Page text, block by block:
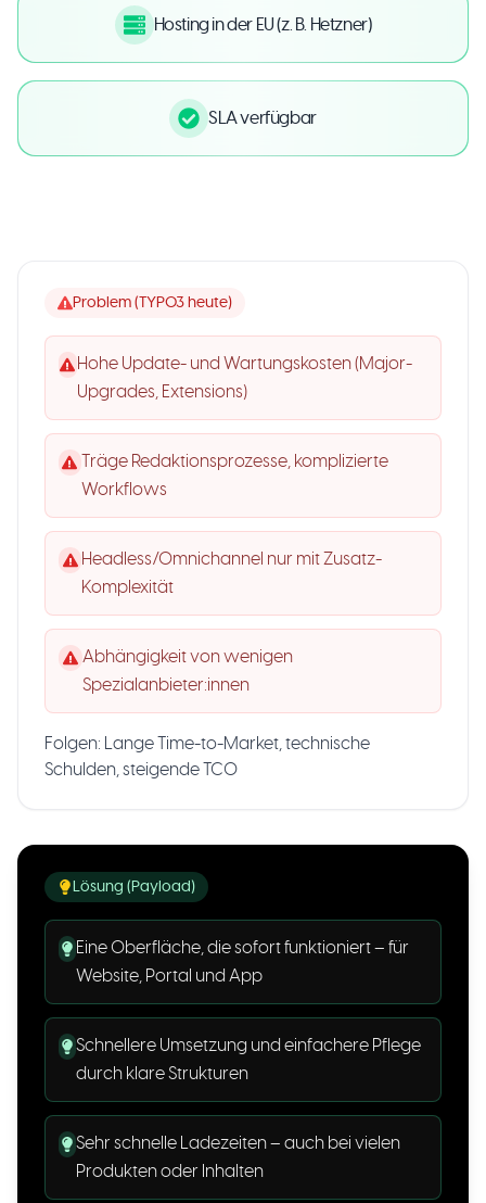
Hosting in der EU (z. B. Hetzner)
SLA verfügbar
Problem (TYPO3 heute)
Hohe Update- und Wartungskosten (Major-
Upgrades, Extensions)
Träge Redaktionsprozesse, komplizierte
Workflows
Headless/Omnichannel nur mit Zusatz-
Komplexität
Abhängigkeit von wenigen
Spezialanbieter:innen
Folgen: Lange Time-to-Market, technische
Schulden, steigende TCO
Lösung (Payload)
Eine Oberfläche, die sofort funktioniert – für
Website, Portal und App
Schnellere Umsetzung und einfachere Pflege
durch klare Strukturen
Sehr schnelle Ladezeiten – auch bei vielen
Produkten oder Inhalten